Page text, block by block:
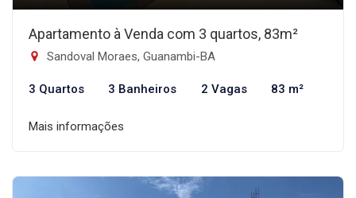
Apartamento à Venda com 3 quartos, 83m²
Sandoval Moraes, Guanambi-BA
3 Quartos 3 Banheiros 2 Vagas 83 m²
Mais informações